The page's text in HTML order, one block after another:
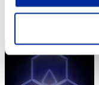
RANK